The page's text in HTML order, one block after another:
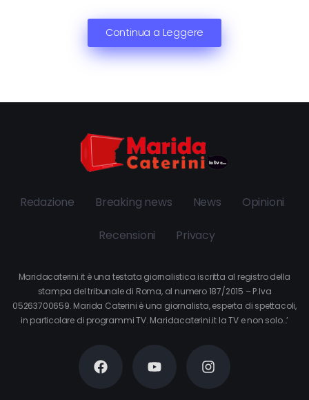
Continua a Leggere
Redazione Breaking news News Opinioni
Recensioni Privacy
Maridacaterini.it è una testata giornalistica iscritta al registro della
stampa del tribunale di Roma, al numero 187/2015 – P.Iva
05263700659. Marida Caterini è una giornalista, esperta di spettacoli,
in particolare di programmi TV. Maridacaterini.it la TV e non solo…’